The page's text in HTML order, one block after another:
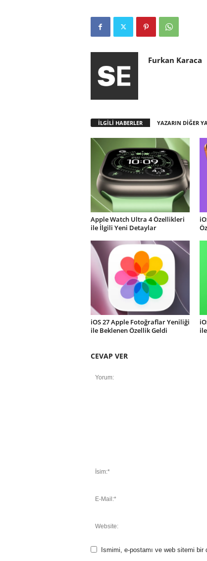
Furkan Karaca
İLGİLİ HABERLER YAZARIN DİĞER
Apple Watch Ultra 4 Özellikleri
ile İlgili Yeni Detaylar
iOS 27 Apple Fotoğraflar Yeniliği
ile Beklenen Özellik Geldi
CEVAP VER
Ismimi, e-postamı ve web sitemi bir